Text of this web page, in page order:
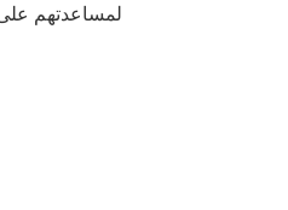
لمساعدتهم على